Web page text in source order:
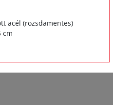
acél (rozsdamentes)
cm